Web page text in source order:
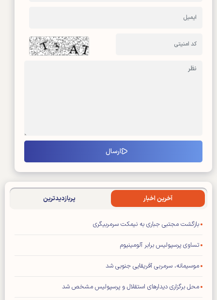
آخرین اخبار پربازدیدترین
بازگشت مجتبی جباری به نیمکت سرمربیگری
تساوی پرسپولیس برابر آلومینیوم
موسیمانه، سرمربی آفریقایی جنوبی شد
محل برگزاری دیدار‌های استقلال و پرسپولیس مشخص شد